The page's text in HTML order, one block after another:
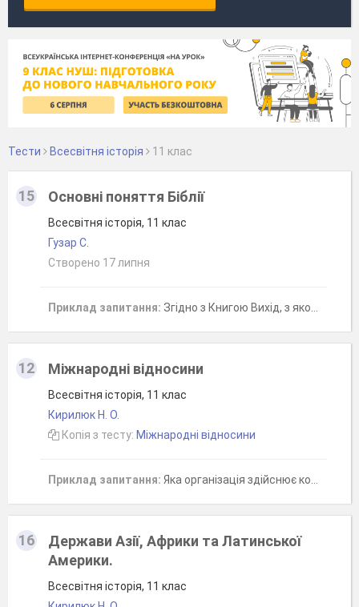
Тести Всесвітня історія 11 клас
15 Основні поняття Біблії
Всесвітня історія, 11 клас
Гузар С.
Створено 17 липня
Приклад запитання: Згідно з Книгою Вихід, з якого дерева був виготовлений ковчег завіту?
12 Міжнародні відносини
Всесвітня історія, 11 клас
Кирилюк Н. О.
Копія з тесту: Міжнародні відносини
Приклад запитання: Яка організація здійснює контроль за дотриманням положень Гельсінського акту (з1995р змінено назву)
16
Держави Азії, Африки та Латинської
Америки.
Всесвітня історія, 11 клас